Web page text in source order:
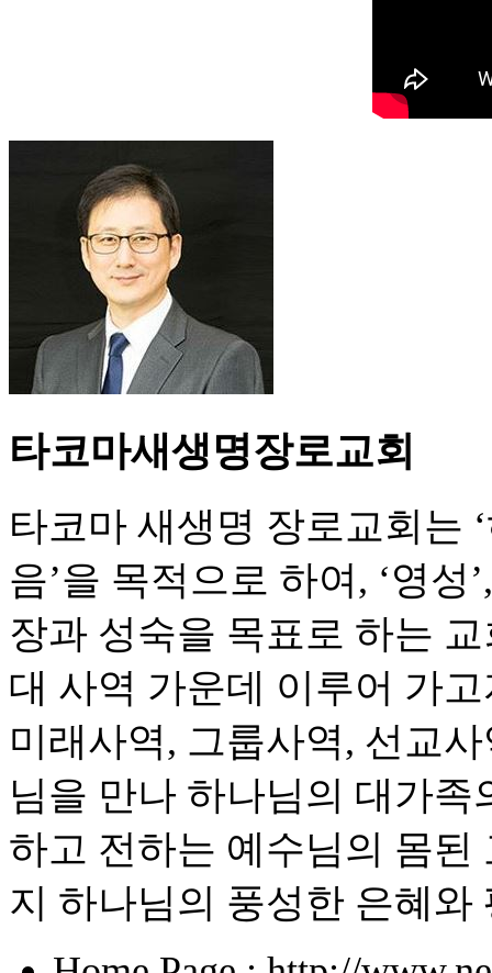
타코마새생명장로교회
타코마 새생명 장로교회는
음’을 목적으로 하여, ‘영성
장과 성숙을 목표로 하는
대 사역 가운데 이루어 가
미래사역, 그룹사역, 선교
님을 만나 하나님의 대가
하고 전하는 예수님의 몸
지 하나님의 풍성한 은혜